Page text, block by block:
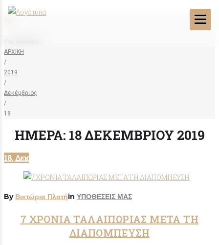
You Are Here:
ΑΡΧΙΚΗ
/
2019
/
Δεκέμβριος
/
18
ΗΜΈΡΑ: 18 ΔΕΚΕΜΒΡΊΟΥ 2019
18, Δεκ
By Βικτώρια Πλατήin ΥΠΟΘΕΣΕΙΣ ΜΑΣ
7 ΧΡΟΝΙΑ ΤΑΛΑΙΠΩΡΙΑΣ ΜΕΤΑ ΤΗ
ΔΙΑΠΟΜΠΕΥΣΗ